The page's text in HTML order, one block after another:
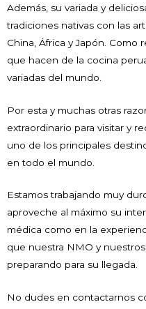
Además, su variada y
tradiciones nativas con las
China, África y Japón.
que hacen de la cocina
variadas del mundo.
Por esta y muchas otras
extraordinario para visitar y
uno de los principales
en todo el mundo.
Estamos trabajando muy
aproveche al máximo su
médica como en la
que nuestra NMO y
preparando para su llegada.
No dudes en contactarnos